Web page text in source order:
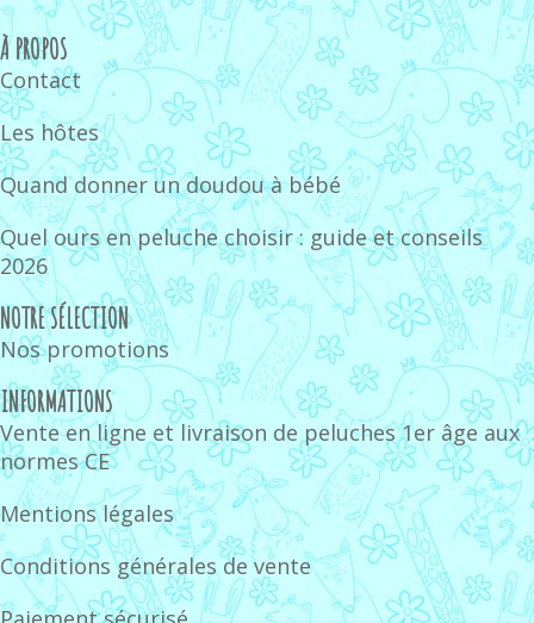
À PROPOS
Contact
Les hôtes
Quand donner un doudou à bébé
Quel ours en peluche choisir : guide et conseils
2026
NOTRE SÉLECTION
Nos promotions
INFORMATIONS
Vente en ligne et livraison de peluches 1er âge aux
normes CE
Mentions légales
Conditions générales de vente